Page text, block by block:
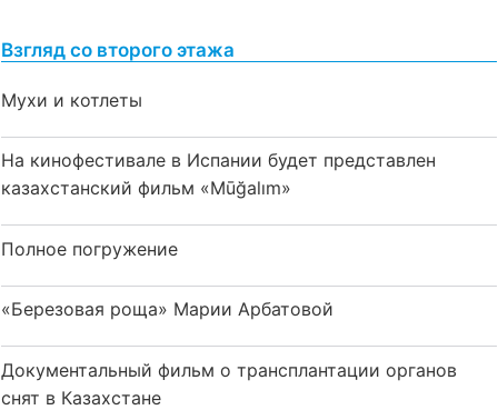
Взгляд со второго этажа
Мухи и котлеты
На кинофестивале в Испании будет представлен
казахстанский фильм «Mūğalım»
Полное погружение
«Березовая роща» Марии Арбатовой
Документальный фильм о трансплантации органов
снят в Казахстане